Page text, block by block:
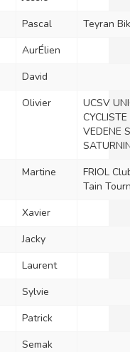
Pascal
Teyran
AurÉlien
David
Olivier
UCSV
CYCLISTE
VEDENE
Martine
FRIOL
Tain
Xavier
Jacky
Laurent
Sylvie
Patrick
Semak